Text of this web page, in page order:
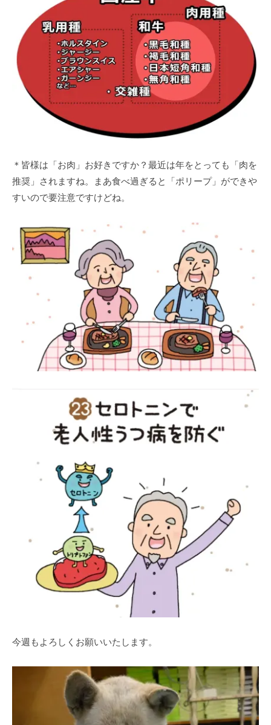
＊皆様は「お肉」お好きですか？最近は年をとっても「肉を
推奨」されますね。まあ食べ過ぎると「ポリープ」ができや
すいので要注意ですけどね。
今週もよろしくお願いいたします。